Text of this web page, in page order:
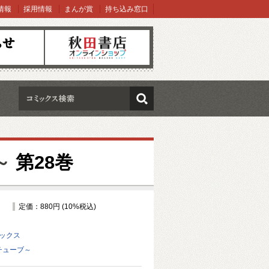
オンラインショップ
報 採用情報 まんが賞 持ち込み窓口
検索
第28巻
定価：880円 (10%税込)
クス
ーブ～